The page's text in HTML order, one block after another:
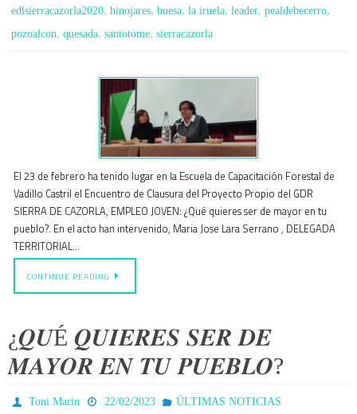
edlsierracazorla2020, hinojares, huesa, la iruela, leader, pealdebecerro,
pozoalcon, quesada, santotome, sierracazorla
El 23 de febrero ha tenido lugar en la Escuela de Capacitación Forestal de
Vadillo Castril el Encuentro de Clausura del Proyecto Propio del GDR
SIERRA DE CAZORLA, EMPLEO JOVEN: ¿Qué quieres ser de mayor en tu
pueblo?. En el acto han intervenido, Maria Jose Lara Serrano , DELEGADA
TERRITORIAL…
CONTINUE READING
¿𝑸𝑼É 𝑸𝑼𝑰𝑬𝑹𝑬𝑺 𝑺𝑬𝑹 𝑫𝑬
𝑴𝑨𝒀𝑶𝑹 𝑬𝑵 𝑻𝑼 𝑷𝑼𝑬𝑩𝑳𝑶?
Toni Marin 22/02/2023
ÚLTIMAS NOTICIAS